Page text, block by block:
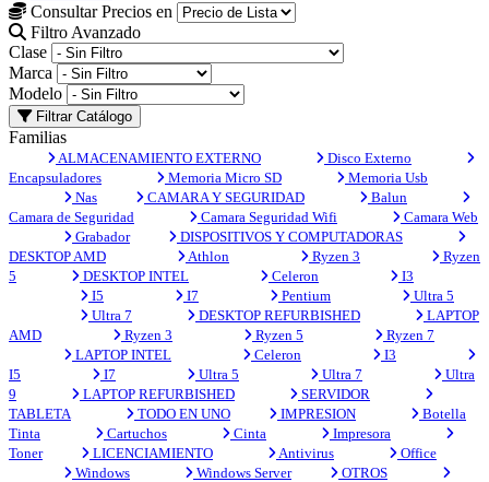
Consultar Precios en
Filtro Avanzado
Clase
Marca
Modelo
Filtrar Catálogo
Familias
ALMACENAMIENTO EXTERNO
Disco Externo
Encapsuladores
Memoria Micro SD
Memoria Usb
Nas
CAMARA Y SEGURIDAD
Balun
Camara de Seguridad
Camara Seguridad Wifi
Camara Web
Grabador
DISPOSITIVOS Y COMPUTADORAS
DESKTOP AMD
Athlon Ryzen 3
Ryzen
5
DESKTOP INTEL Celeron
I3
I5
I7 Pentium
Ultra 5
Ultra 7
DESKTOP REFURBISHED
LAPTOP
AMD
Ryzen 3 Ryzen 5
Ryzen 7
LAPTOP INTEL
Celeron
I3
I5
I7 Ultra 5 Ultra 7
Ultra
9
LAPTOP REFURBISHED
SERVIDOR
TABLETA
TODO EN UNO IMPRESION
Botella
Tinta
Cartuchos Cinta
Impresora
Toner
LICENCIAMIENTO Antivirus
Office
Windows
Windows Server
OTROS